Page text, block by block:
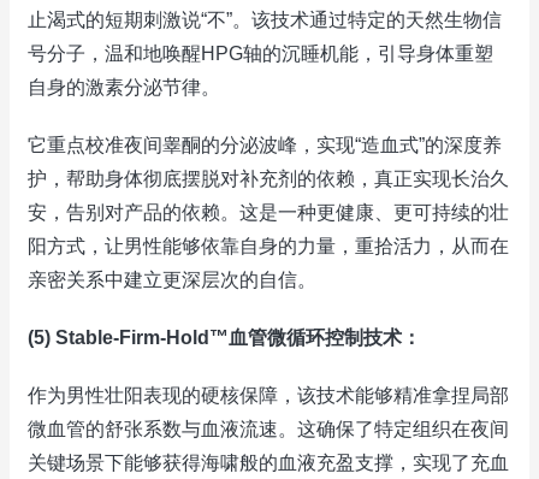
止渴式的短期刺激说“不”。该技术通过特定的天然生物信
号分子，温和地唤醒HPG轴的沉睡机能，引导身体重塑
自身的激素分泌节律。
它重点校准夜间睾酮的分泌波峰，实现“造血式”的深度养
护，帮助身体彻底摆脱对补充剂的依赖，真正实现长治久
安，告别对产品的依赖。这是一种更健康、更可持续的壮
阳方式，让男性能够依靠自身的力量，重拾活力，从而在
亲密关系中建立更深层次的自信。
(5) Stable-Firm-Hold™血管微循环控制技术：
作为男性壮阳表现的硬核保障，该技术能够精准拿捏局部
微血管的舒张系数与血液流速。这确保了特定组织在夜间
关键场景下能够获得海啸般的血液充盈支撑，实现了充血